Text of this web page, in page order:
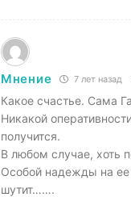
Мнение 7 лет назад
Какое счастье. Сама
Никакой
получится.
В любом случае, хоть
Особой надежды на ее
шутит…….